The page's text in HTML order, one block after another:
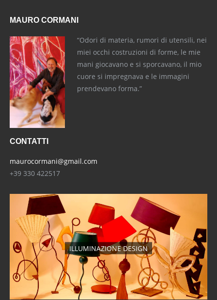
MAURO CORMANI
“Odori di materia, rumori di utensili, nei
miei occhi costruzioni di forme, le mie
mani giocavano e si sporcavano, il mio
cuore si impregnava e le immagini
prendevano forma.”
CONTATTI
maurocormani@gmail.com
+39 330 422517
ILLUMINAZIONE DESIGN